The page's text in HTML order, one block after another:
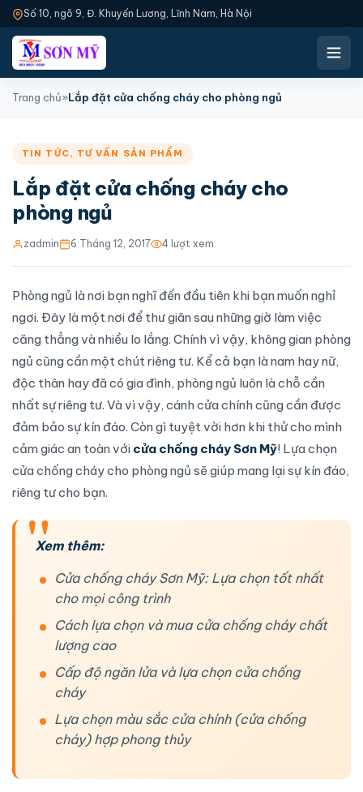
Số 10, ngõ 9, Đ. Khuyến Lương, Lĩnh Nam, Hà Nội
Trang chủ»Lắp đặt cửa chống cháy cho phòng ngủ
TIN TỨC, TƯ VẤN SẢN PHẨM
Lắp đặt cửa chống cháy cho
phòng ngủ
zadmin 6 Tháng 12, 2017 4 lượt xem
Phòng ngủ là nơi bạn nghĩ đến đầu tiên khi bạn muốn nghỉ
ngơi. Đây là một nơi để thư giãn sau những giờ làm việc
căng thẳng và nhiều lo lắng. Chính vì vậy, không gian phòng
ngủ cũng cần một chút riêng tư. Kể cả bạn là nam hay nữ,
độc thân hay đã có gia đình, phòng ngủ luôn là chỗ cần
nhất sự riêng tư. Và vì vậy, cánh cửa chính cũng cần được
đảm bảo sự kín đáo. Còn gì tuyệt vời hơn khi thử cho mình
cảm giác an toàn với cửa chống cháy Sơn Mỹ! Lựa chọn
cửa chống cháycho phòng ngủ sẽ giúp mang lại sự kín đáo,
riêng tư cho bạn.
Xem thêm:
Cửa chống cháy Sơn Mỹ: Lựa chọn tốt nhất
cho mọi công trình
Cách lựa chọn và mua cửa chống cháy chất
lượng cao
Cấp độ ngăn lửa và lựa chọn cửa chống
cháy
Lựa chọn màu sắc cửa chính (cửa chống
cháy) hợp phong thủy